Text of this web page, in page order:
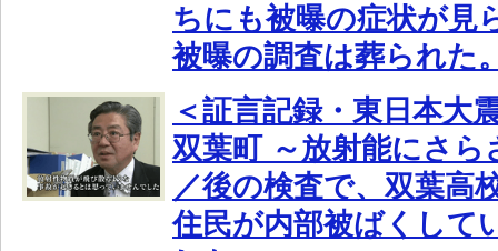
ちにも被曝の症状が見
被曝の調査は葬られた
＜証言記録・東日本大
双葉町 ～放射能にさら
／後の検査で、双葉高
住民が内部被ばくして